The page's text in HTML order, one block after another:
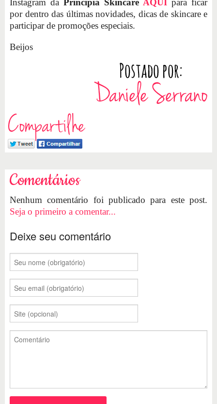
Instagram da Principia Skincare AQUI para ficar
por dentro das últimas novidades, dicas de skincare e
participar de promoções especiais.
Beijos
Compartilhe
Comentários
Nenhum comentário foi publicado para este post.
Seja o primeiro a comentar...
Deixe seu comentário